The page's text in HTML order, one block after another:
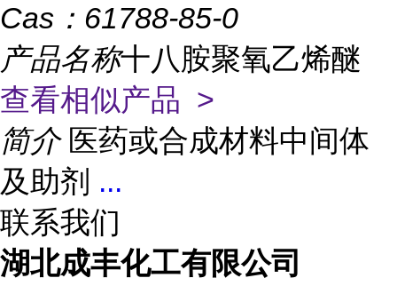
Cas： 61788-85-0
产品名称十八胺聚氧乙烯醚
查看相似产品 >
简介 医药或合成材料中间体
及助剂 ...
联系我们
湖北成丰化工有限公司